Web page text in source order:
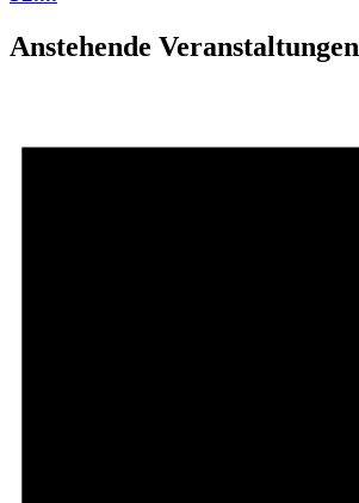
Anstehende Veranstaltungen